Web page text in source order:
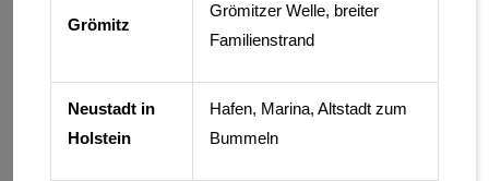
Grömitz
Grömitzer Welle, breiter
Familienstrand
Neustadt in
Holstein
Hafen, Marina, Altstadt zum
Bummeln